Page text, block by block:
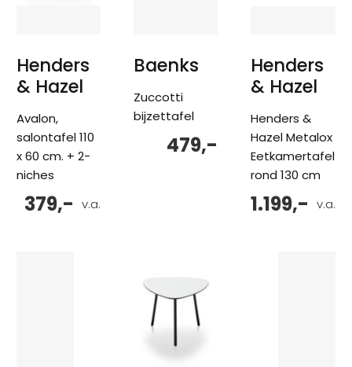
Henders
& Hazel
Avalon,
salontafel 110
x 60 cm. + 2-
niches
v.a.
379,-
Baenks
Zuccotti
bijzettafel
479,-
Henders
& Hazel
Henders &
Hazel Metalox
Eetkamertafel
rond 130 cm
v.a.
1.199,-